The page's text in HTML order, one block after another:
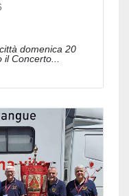
domenica 20
Concerto...